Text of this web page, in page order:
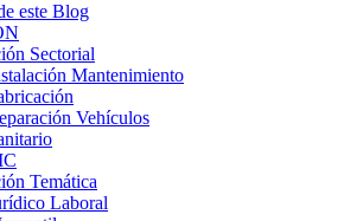
este Blog
Sectorial
Mantenimiento
Vehículos
Temática
Laboral